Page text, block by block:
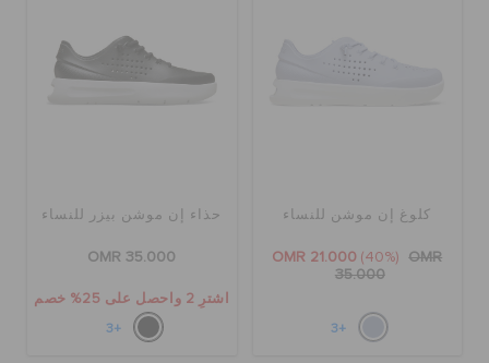
تسجيل الدخول / اشتراك
تحديد موقع المتجر
كلوغ إن موشن للنساء
OMR 21.000 (40%)
OMR
35.000
+3
حذاء إن موشن بيزر للنساء
OMR 35.000
اشترِ 2 واحصل على 25% خصم
+3